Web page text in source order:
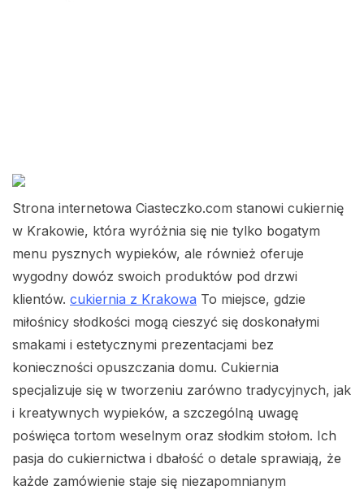
Strona internetowa Ciasteczko.com stanowi cukiernię
w Krakowie, która wyróżnia się nie tylko bogatym
menu pysznych wypieków, ale również oferuje
wygodny dowóz swoich produktów pod drzwi
klientów. cukiernia z Krakowa To miejsce, gdzie
miłośnicy słodkości mogą cieszyć się doskonałymi
smakami i estetycznymi prezentacjami bez
konieczności opuszczania domu. Cukiernia
specjalizuje się w tworzeniu zarówno tradycyjnych, jak
i kreatywnych wypieków, a szczególną uwagę
poświęca tortom weselnym oraz słodkim stołom. Ich
pasja do cukiernictwa i dbałość o detale sprawiają, że
każde zamówienie staje się niezapomnianym